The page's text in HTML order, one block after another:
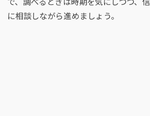
で、調べるときは時期を気にしつつ、
に相談しながら進めましょう。